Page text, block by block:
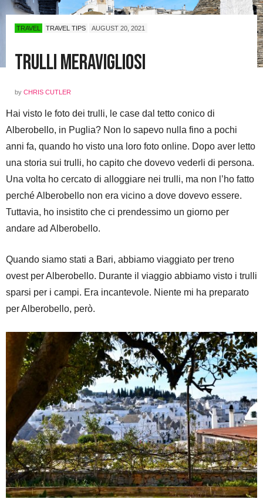
TRAVEL TRAVEL TIPS AUGUST 20, 2021
Trulli Meravigliosi
by CHRIS CUTLER
Hai visto le foto dei trulli, le case dal tetto conico di
Alberobello, in Puglia? Non lo sapevo nulla fino a pochi
anni fa, quando ho visto una loro foto online. Dopo aver letto
una storia sui trulli, ho capito che dovevo vederli di persona.
Una volta ho cercato di alloggiare nei trulli, ma non l’ho fatto
perché Alberobello non era vicino a dove dovevo essere.
Tuttavia, ho insistito che ci prendessimo un giorno per
andare ad Alberobello.
Quando siamo stati a Bari, abbiamo viaggiato per treno
ovest per Alberobello. Durante il viaggio abbiamo visto i trulli
sparsi per i campi. Era incantevole. Niente mi ha preparato
per Alberobello, però.